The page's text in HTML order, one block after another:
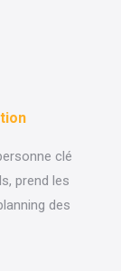
clé
prend les
des